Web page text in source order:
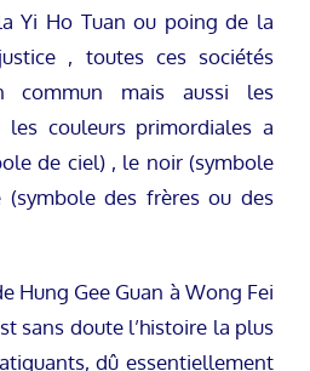
Yi Ho Tuan ou poing de la
, toutes ces sociétés
mais aussi les
les couleurs primordiales a
de ciel) , le noir (symbole
(symbole des frères ou des
Hung Gee Guan à Wong Fei
sans doute l’histoire la plus
dû essentiellement